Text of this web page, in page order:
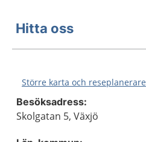
Hitta oss
Större karta och reseplanerare
Besöksadress:
Skolgatan 5, Växjö